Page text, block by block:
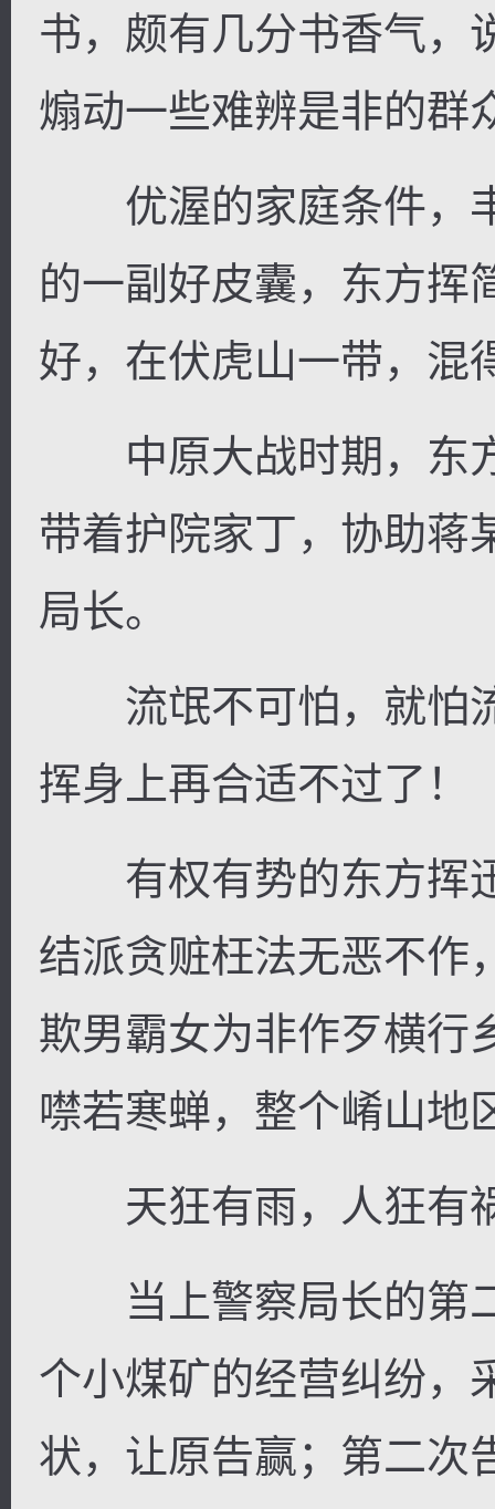
书，颇有几分书香气，
煽动一些难辨是非的群
优渥的家庭条件，
的一副好皮囊，东方挥
好，在伏虎山一带，混
中原大战时期，东
带着护院家丁，协助蒋
局长。
流氓不可怕，就怕
挥身上再合适不过了！
有权有势的东方挥
结派贪赃枉法无恶不作
欺男霸女为非作歹横行
噤若寒蝉，整个崤山地
天狂有雨，人狂有
当上警察局长的第
个小煤矿的经营纠纷，
状，让原告赢；第二次